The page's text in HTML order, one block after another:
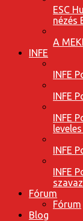
ESC
nézés
A
INFE
INFE
INFE
INFE
INFE
INFE
Fórum
Fórum
Blog